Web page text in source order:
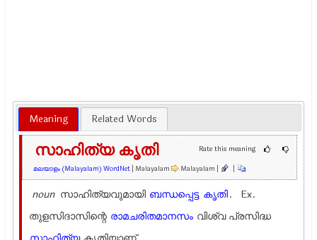
Meaning Related Words
Rate this meaning
സാഹിത്യ കൃതി
മലയാളം (Malayalam) WordNet | Malayalam Malayalam | |
noun സാഹിത്യവുമായി ബന്ധപ്പെട്ട കൃതി. Ex.
തുളസിദാസിന്റെ രാമചരിതമാനസം വിശ്വ പ്രസിദ്ധ